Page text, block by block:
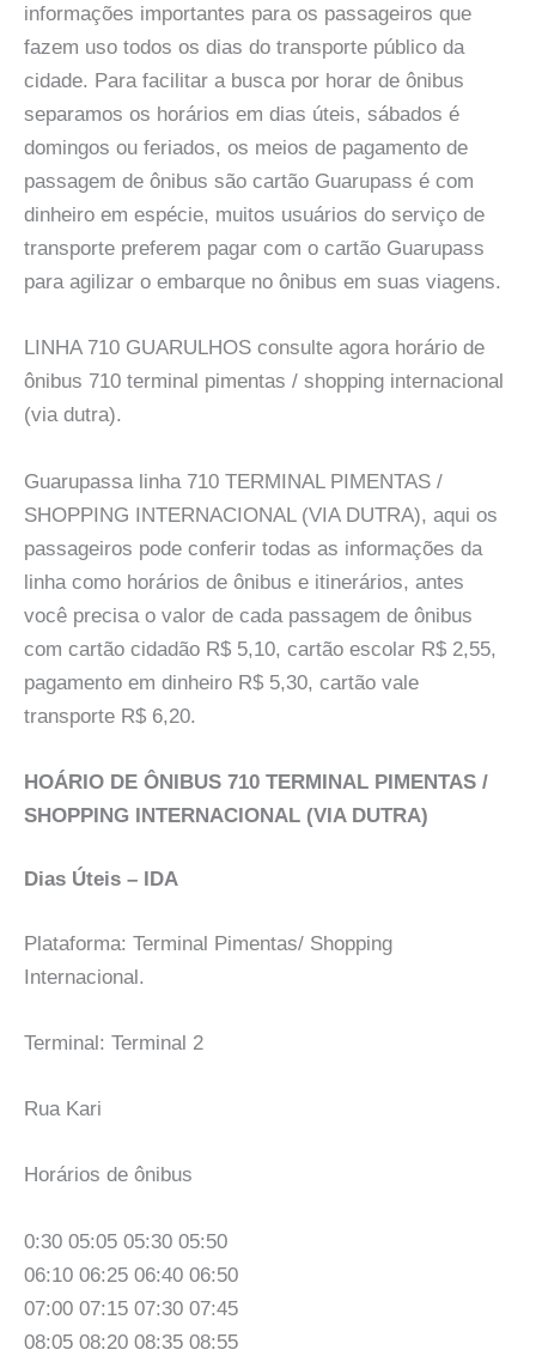
informações importantes para os passageiros que
fazem uso todos os dias do transporte público da
cidade. Para facilitar a busca por horar de ônibus
separamos os horários em dias úteis, sábados é
domingos ou feriados, os meios de pagamento de
passagem de ônibus são cartão Guarupass é com
dinheiro em espécie, muitos usuários do serviço de
transporte preferem pagar com o cartão Guarupass
para agilizar o embarque no ônibus em suas viagens.
LINHA 710 GUARULHOS consulte agora horário de
ônibus 710 terminal pimentas / shopping internacional
(via dutra).
Guarupassa linha 710 TERMINAL PIMENTAS /
SHOPPING INTERNACIONAL (VIA DUTRA), aqui os
passageiros pode conferir todas as informações da
linha como horários de ônibus e itinerários, antes
você precisa o valor de cada passagem de ônibus
com cartão cidadão R$ 5,10, cartão escolar R$ 2,55,
pagamento em dinheiro R$ 5,30, cartão vale
transporte R$ 6,20.
HOÁRIO DE ÔNIBUS 710 TERMINAL PIMENTAS /
SHOPPING INTERNACIONAL (VIA DUTRA)
Dias Úteis – IDA
Plataforma: Terminal Pimentas/ Shopping
Internacional.
Terminal: Terminal 2
Rua Kari
Horários de ônibus
0:30 05:05 05:30 05:50
06:10 06:25 06:40 06:50
07:00 07:15 07:30 07:45
08:05 08:20 08:35 08:55